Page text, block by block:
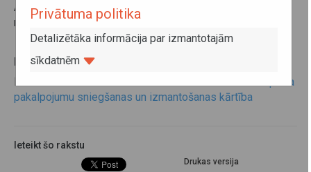
Autotransporta direkcijā iesniegumu par nepieciešamo
reisu atcelšanu.
Normatīvie akti
Sabiedriskā transporta
pakalpojumu sniegšanas un izmantošanas kārtība
Ieteikt šo rakstu
Drukas versija
Privātuma politika
Detalizētāka informācija par izmantotajām
sīkdatnēm